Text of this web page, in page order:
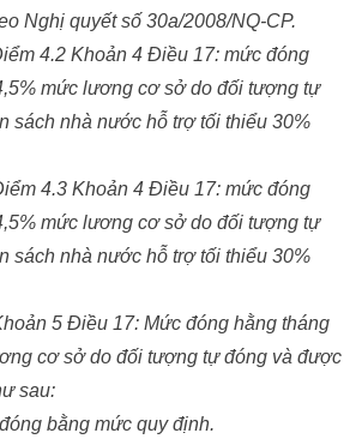
Nghị quyết số 30a/2008/NQ-CP.
4.2 Khoản 4 Điều 17: mức đóng
mức lương cơ sở do đối tượng tự
sách nhà nước hỗ trợ tối thiểu 30%
4.3 Khoản 4 Điều 17: mức đóng
mức lương cơ sở do đối tượng tự
sách nhà nước hỗ trợ tối thiểu 30%
5 Điều 17: Mức đóng hằng tháng
cơ sở do đối tượng tự đóng và được
sau:
bằng mức quy định.